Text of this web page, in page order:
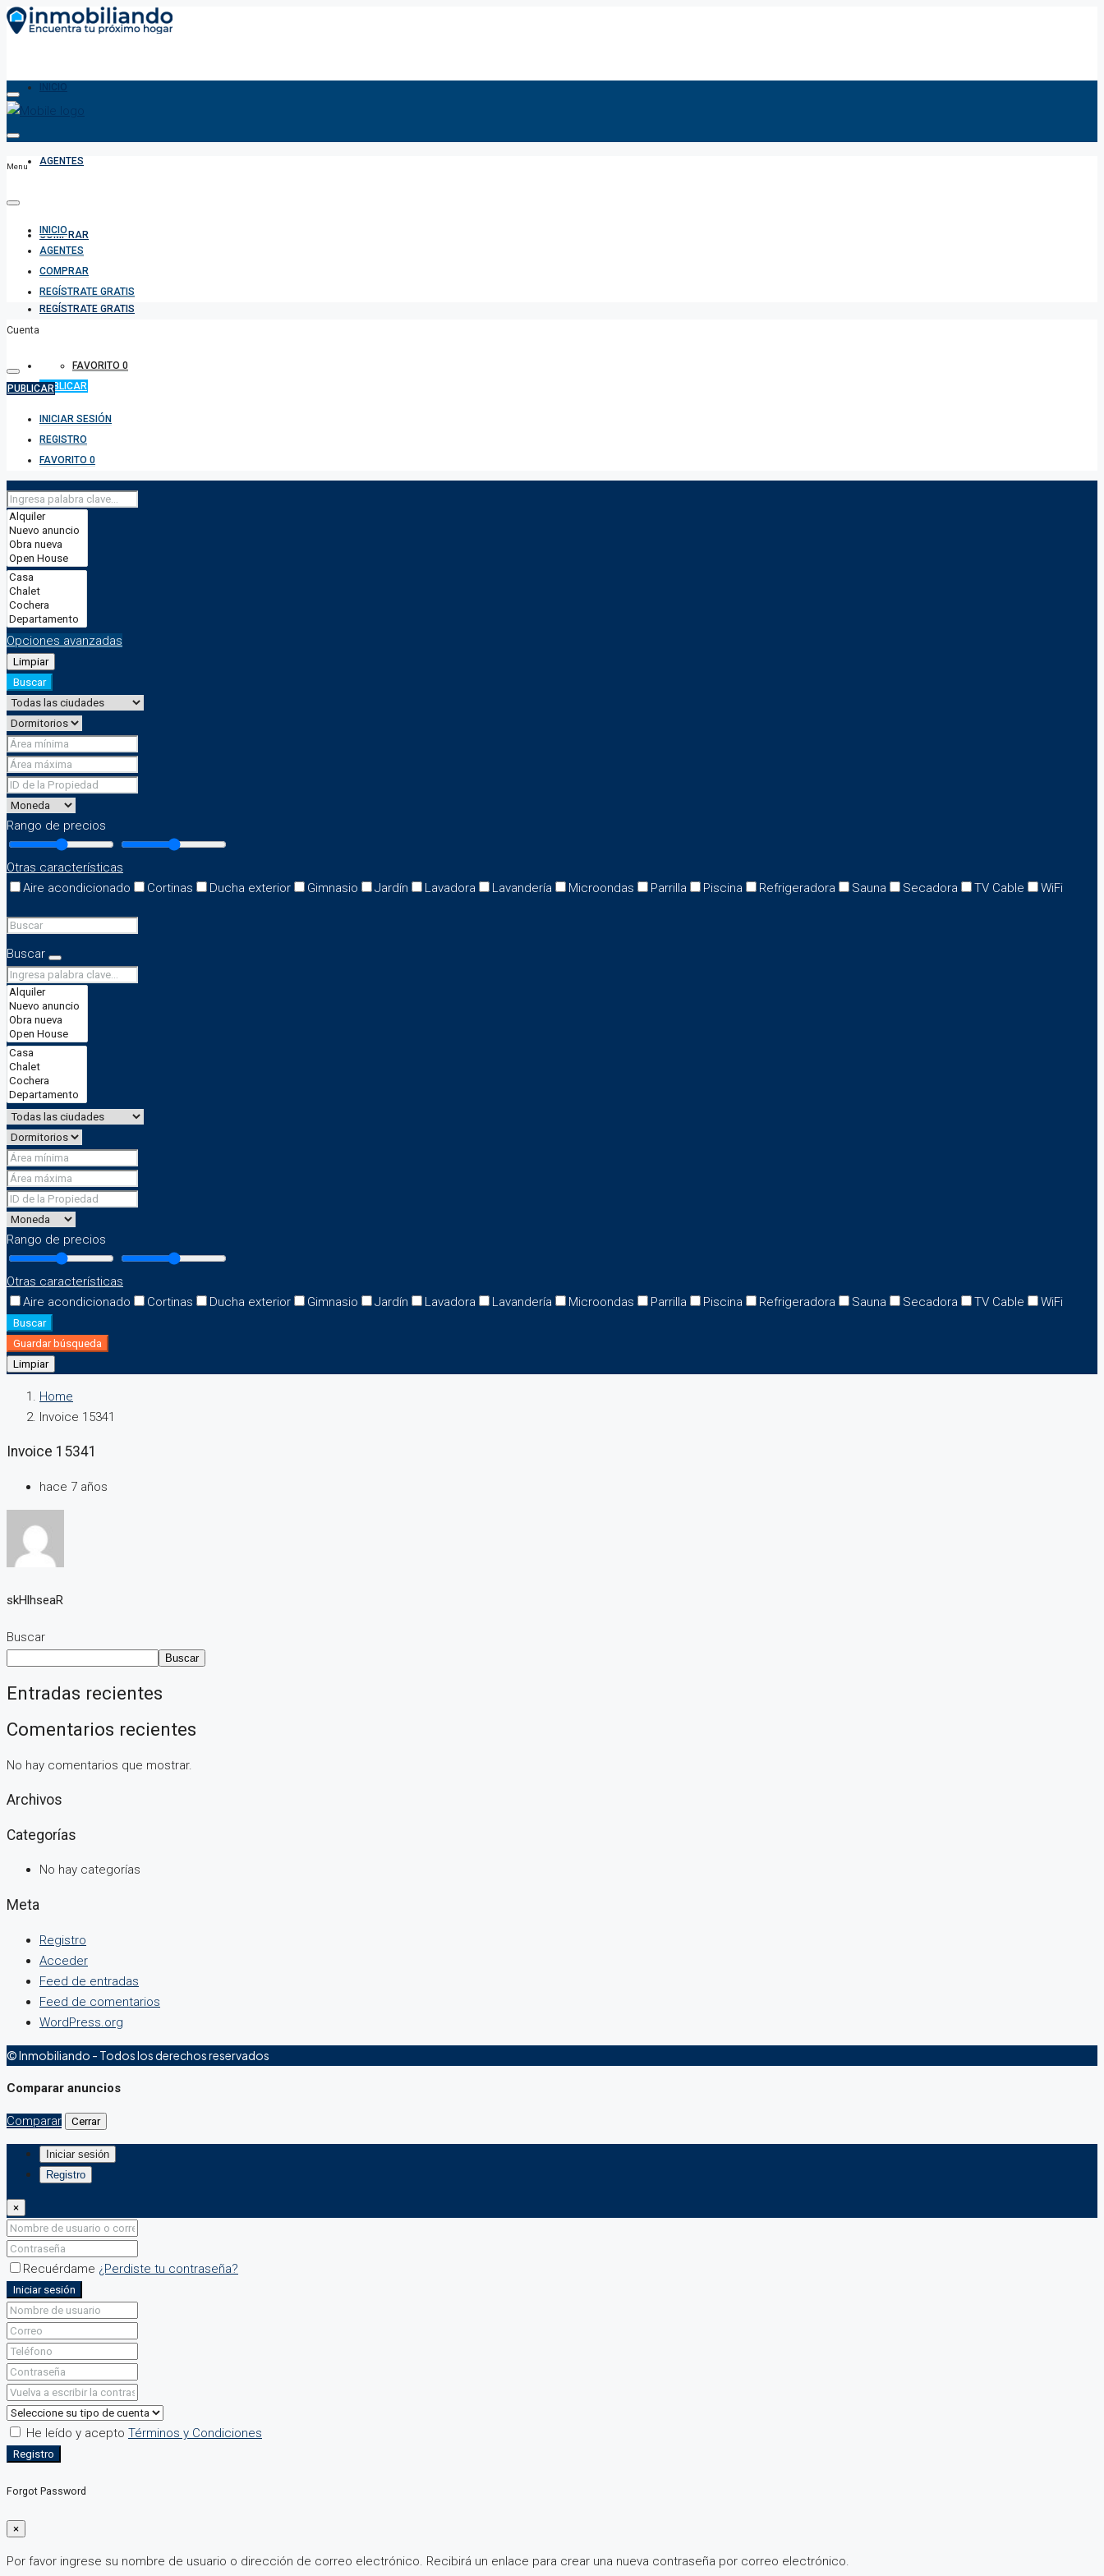
INICIO
AGENTES
COMPRAR
REGÍSTRATE GRATIS
FAVORITO 0
PUBLICAR
Menu
INICIO
AGENTES
COMPRAR
REGÍSTRATE GRATIS
Cuenta
PUBLICAR
INICIAR SESIÓN
REGISTRO
FAVORITO 0
Opciones avanzadas
Limpiar
Buscar
Rango de precios
Otras características
Aire acondicionado
Cortinas Ducha exterior Gimnasio Jardín Lavadora Lavandería Microondas Parrilla Piscina Refrigeradora Sauna Secadora TV Cable WiFi
Buscar
Rango de precios
Otras características
Aire acondicionado
Cortinas Ducha exterior Gimnasio Jardín Lavadora Lavandería Microondas Parrilla Piscina Refrigeradora Sauna Secadora TV Cable WiFi
Buscar
Guardar búsqueda
Limpiar
Home
Invoice 15341
Invoice 15341
hace 7 años
skHlhseaR
Buscar
Buscar
Entradas recientes
Comentarios recientes
No hay comentarios que mostrar.
Archivos
Categorías
No hay categorías
Meta
Registro
Acceder
Feed de entradas
Feed de comentarios
WordPress.org
© Inmobiliando - Todos los derechos reservados
Comparar anuncios
Comparar Cerrar
Iniciar sesión
Registro
×
Recuérdame ¿Perdiste tu contraseña?
Iniciar sesión
He leído y acepto Términos y Condiciones
Registro
Forgot Password
×
Por favor ingrese su nombre de usuario o dirección de correo electrónico. Recibirá un enlace para crear una nueva contraseña por correo electrónico.